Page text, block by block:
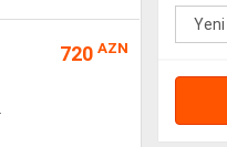
720 AZN